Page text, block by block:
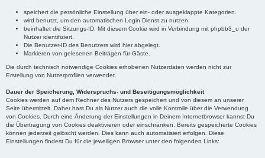
speichert die persönliche Einstellung über ein- oder ausgeklappte Kategorien.
wird benutzt, um den automatischen Login Dienst zu nutzen.
beinhaltet die Sitzungs-ID. Mit diesem Cookie wird in Verbindung mit phpbb3_u der
Nutzer identifiziert.
Die Benutzer-ID des Benutzers wird hier abgelegt.
Markieren von gelesenen Beiträgen für Gäste.
Die durch technisch notwendige Cookies erhobenen Nutzerdaten werden nicht zur
Erstellung von Nutzerprofilen verwendet.
Dauer der Speicherung, Widerspruchs- und Beseitigungsmöglichkeit
Cookies werden auf dem Rechner des Nutzers gespeichert und von diesem an unserer
Seite übermittelt. Daher hast Du als Nutzer auch die volle Kontrolle über die Verwendung
von Cookies. Durch eine Änderung der Einstellungen in Deinem Internetbrowser kannst Du
die Übertragung von Cookies deaktivieren oder einschränken. Bereits gespeicherte Cookies
können jederzeit gelöscht werden. Dies kann auch automatisiert erfolgen. Diese
Einstellungen findest Du für die jeweiligen Browser unter den folgenden Links: